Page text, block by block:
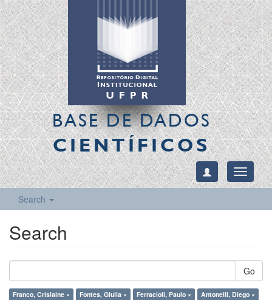
BASE DE DADOS
CIENTÍFICOS
Toggle
Search
Search
Go
Franco, Crislaine × Fontes, Giulia × Ferracioli, Paulo ×
Antonelli, Diego ×